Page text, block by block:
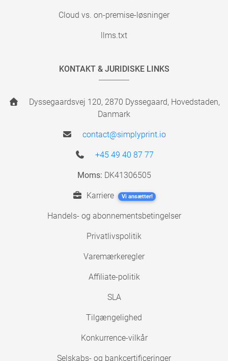
Cloud vs. on-premise-løsninger
llms.txt
KONTAKT & JURIDISKE LINKS
Dyssegaardsvej 120, 2870 Dyssegaard, Hovedstaden,
Danmark
contact@simplyprint.io
+45 49 40 87 77
Moms: DK41306505
Karriere Vi ansætter!
Handels- og abonnementsbetingelser
Privatlivspolitik
Varemærkeregler
Affiliate-politik
SLA
Tilgængelighed
Konkurrence-vilkår
Selskabs- og bankcertificeringer